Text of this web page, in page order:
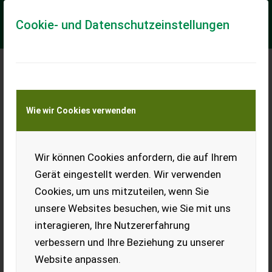
Cookie- und Datenschutzeinstellungen
Wie wir Cookies verwenden
Wir können Cookies anfordern, die auf Ihrem
Gerät eingestellt werden. Wir verwenden
Cookies, um uns mitzuteilen, wenn Sie
unsere Websites besuchen, wie Sie mit uns
interagieren, Ihre Nutzererfahrung
verbessern und Ihre Beziehung zu unserer
Website anpassen.
Meine Transportkostenanfrage
Transport von Land- und Baumaschinen –
KEINE Tiertransporte
Rauch ZSA 600
Klassifizierung: Gebrauchtmaschine; Behältervolumen: 600;
Arbeitsbreite: 12; Anzahl Streuscheiben: 2; Anzahl
Vorbesitzer: 1
EUR 650 inkl. 20 % MwSt.